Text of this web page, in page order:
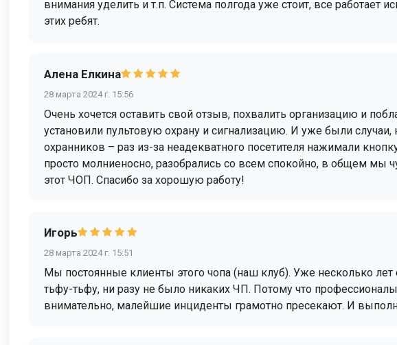
внимания уделить и т.п. Система полгода уже стоит, все работает
этих ребят.
Алена Елкина
28 марта 2024 г. 15:56
Очень хочется оставить свой отзыв, похвалить организацию и
установили пультовую охрану и сигнализацию. И уже были
охранников – раз из-за неадекватного посетителя нажимали
просто молниеносно, разобрались со всем спокойно, в общем мы
этот ЧОП. Спасибо за хорошую работу!
Игорь
28 марта 2024 г. 15:51
Мы постоянные клиенты этого чопа (наш клуб). Уже несколько лет
тьфу-тьфу, ни разу не было никаких ЧП. Потому что
внимательно, малейшие инциденты грамотно пресекают. И